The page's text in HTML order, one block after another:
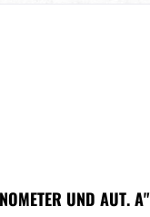
UND AUT. A"